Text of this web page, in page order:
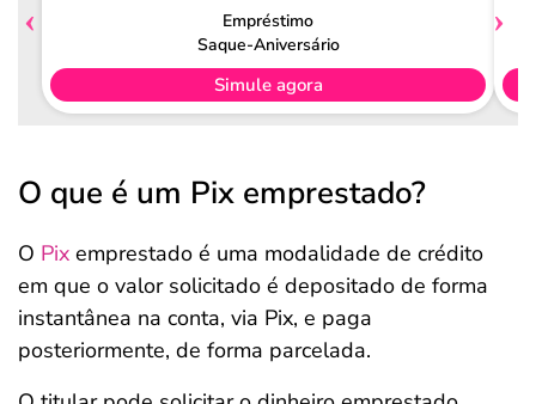
Empréstimo
Saque-Aniversário
Simule agora
O que é um Pix emprestado?
O Pix emprestado é uma modalidade de crédito
em que o valor solicitado é depositado de forma
instantânea na conta, via Pix, e paga
posteriormente, de forma parcelada.